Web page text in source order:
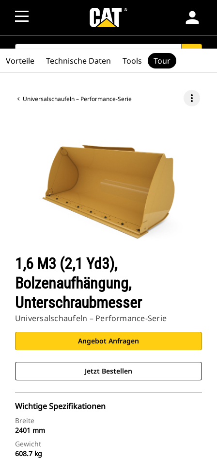
person
SEARCH
Universalschaufeln – Performance-Serie more_vert
1,6 M3 (2,1 Yd3),
Bolzenaufhängung,
Unterschraubmesser
Universalschaufeln – Performance-Serie
Angebot Anfragen
Jetzt Bestellen
Wichtige Spezifikationen
Breite
2401 mm
Gewicht
608.7 kg
Vorteile Technische Daten Tools Tour